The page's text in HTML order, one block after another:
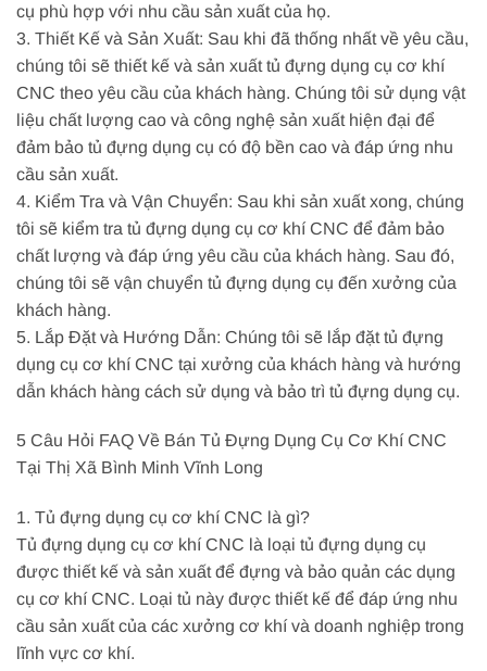
cụ phù hợp với nhu cầu sản xuất của họ.
3. Thiết Kế và Sản Xuất: Sau khi đã thống nhất về yêu cầu,
chúng tôi sẽ thiết kế và sản xuất tủ đựng dụng cụ cơ khí
CNC theo yêu cầu của khách hàng. Chúng tôi sử dụng vật
liệu chất lượng cao và công nghệ sản xuất hiện đại để
đảm bảo tủ đựng dụng cụ có độ bền cao và đáp ứng nhu
cầu sản xuất.
4. Kiểm Tra và Vận Chuyển: Sau khi sản xuất xong, chúng
tôi sẽ kiểm tra tủ đựng dụng cụ cơ khí CNC để đảm bảo
chất lượng và đáp ứng yêu cầu của khách hàng. Sau đó,
chúng tôi sẽ vận chuyển tủ đựng dụng cụ đến xưởng của
khách hàng.
5. Lắp Đặt và Hướng Dẫn: Chúng tôi sẽ lắp đặt tủ đựng
dụng cụ cơ khí CNC tại xưởng của khách hàng và hướng
dẫn khách hàng cách sử dụng và bảo trì tủ đựng dụng cụ.
5 Câu Hỏi FAQ Về Bán Tủ Đựng Dụng Cụ Cơ Khí CNC
Tại Thị Xã Bình Minh Vĩnh Long
1. Tủ đựng dụng cụ cơ khí CNC là gì?
Tủ đựng dụng cụ cơ khí CNC là loại tủ đựng dụng cụ
được thiết kế và sản xuất để đựng và bảo quản các dụng
cụ cơ khí CNC. Loại tủ này được thiết kế để đáp ứng nhu
cầu sản xuất của các xưởng cơ khí và doanh nghiệp trong
lĩnh vực cơ khí.